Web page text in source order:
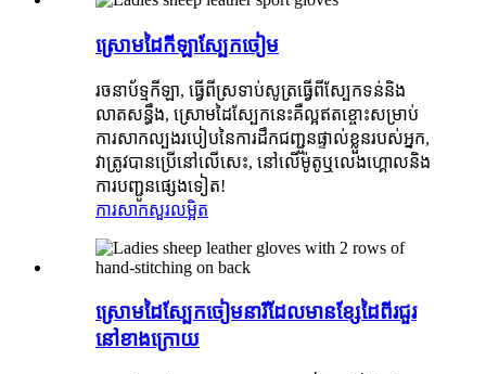
ស្រោមដៃកីឡាស្បែកចៀម
រចនាប័ទ្មកីឡា, ធ្វើពីស្រទាប់សូត្រធ្វើពីស្បែកទន់និង
លាតសន្ធឹង, ស្រោមដៃស្បែកនេះគឺល្អឥតខ្ចោះសម្រាប់
ការសាកល្បងរបៀបនៃការដឹកជញ្ជូនផ្ទាល់ខ្លួនរបស់អ្នក,
វាត្រូវបានប្រើនៅលើសេះ, នៅលើម៉ូតូឬលេងហ្គោលនិង
ការបញ្ជូនផ្សេងទៀត!
ការសាកសួរលម្អិត
ស្រោមដៃស្បែកចៀមនារីដែលមានខ្សែដៃពីរជួរ
នៅខាងក្រោយ